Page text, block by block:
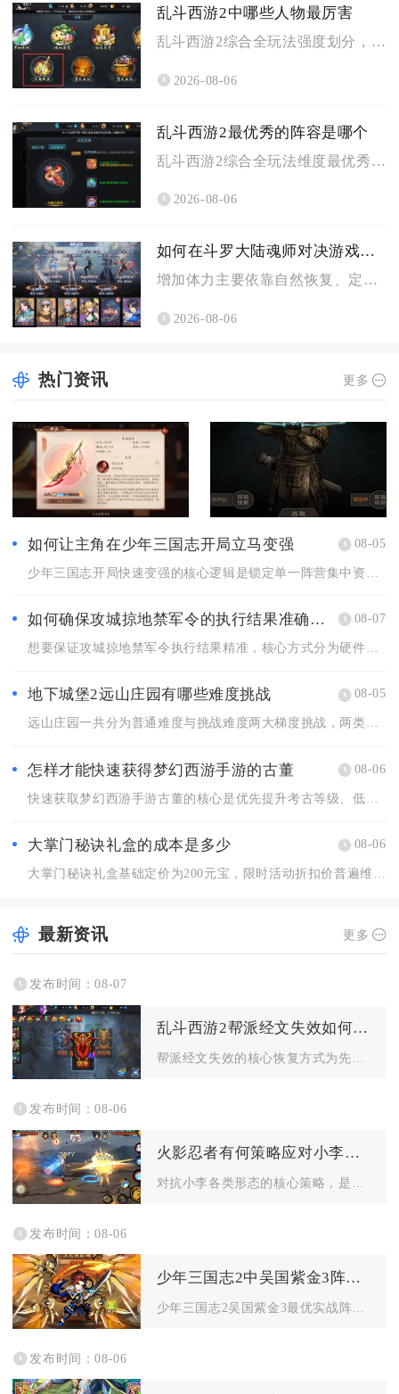
乱斗西游2中哪些人物最厉害
乱斗西游2综合全玩法强度划分，公认综合实力顶尖的强势人物分为...
2026-08-06
乱斗西游2最优秀的阵容是哪个
乱斗西游2综合全玩法维度最优秀的阵容为蛟魔王搭配魍魉与牛头马...
2026-08-06
如何在斗罗大陆魂师对决游戏中增加体力
增加体力主要依靠自然恢复、定时福利领取、钻石购买、宗门商店兑...
2026-08-06
热门资讯 更多
如何让主角在少年三国志开局立马变强 08-05
如何确保攻城掠地禁军令的执行结果准确无误 08-07
地下城堡2远山庄园有哪些难度挑战 08-05
远山庄园一共分为普通难度与挑战难度两大梯度挑战，两类副本除敌...
怎样才能快速获得梦幻西游手游的古董 08-06
大掌门秘诀礼盒的成本是多少 08-06
最新资讯 更多
发布时间：08-07
乱斗西游2帮派经文失效如何恢复
发布时间：08-06
火影忍者有何策略应对小李的计谋
发布时间：08-06
少年三国志2中吴国紫金3阵容怎么打
发布时间：08-06